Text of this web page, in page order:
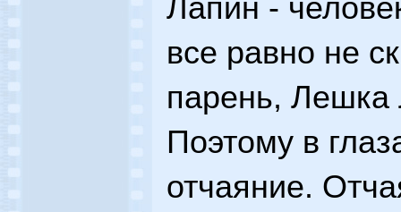
Лапин -
все равно не
парень, Лешка
Поэтому в
отчаяние.